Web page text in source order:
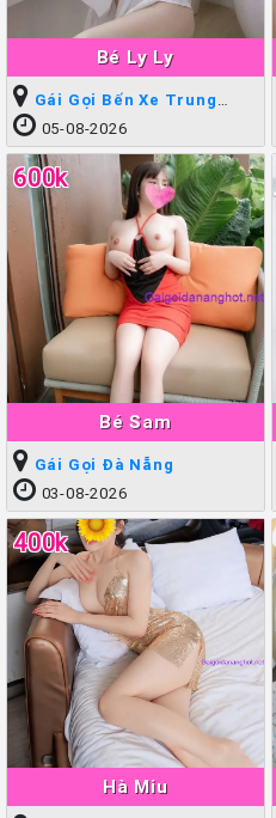
Bé Ly Ly
Gái Gọi Bến Xe Trung
Tâm05-08-2026
Bé Sam
600k
Gái Gọi Đà Nẵng
03-08-2026
Hà Miu
400k